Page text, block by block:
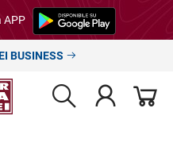
APP
BUSINESS